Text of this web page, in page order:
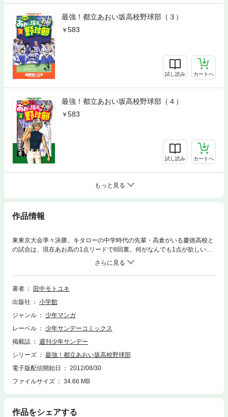
最強！都立あおい坂高校野球部（３）
583
試し読み カートへ
最強！都立あおい坂高校野球部（４）
583
試し読み カートへ
もっと見る
作品情報
東東京大会準々決勝。キタローの中学時代の先輩・高倉がいる慶徳高校と
の試合は、現在あお高の1点リードで8回裏。何がなんでも1点が欲しい慶
徳は、二死一塁で四番・高倉が打席に立ち、キタローが投げる不思議な変
著者
田中モトユキ
出版社
小学館
ジャンル
少年マンガ
レーベル
少年サンデーコミックス
掲載誌
週刊少年サンデー
シリーズ
最強！都立あおい坂高校野球部
電子版配信開始日
2012/08/30
ファイルサイズ
34.66 MB
作品をシェアする